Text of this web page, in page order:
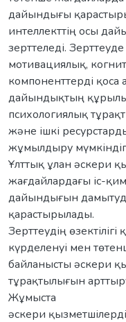
дайындығы
интеллекттің осы
зерттеледі. Зерттеуде
мотивациялық,
компоненттерді қоса
дайындықтың
психологиялық
және ішкі
жұмылдыру
Ұлттық ұлан әскери
жағдайлардағы іс-
дайындығын
қарастырылады.
Зерттеудің өзектілігі
күрделенуі мен
байланысты әскери
тұрақтылығын
Жұмыста
әскери